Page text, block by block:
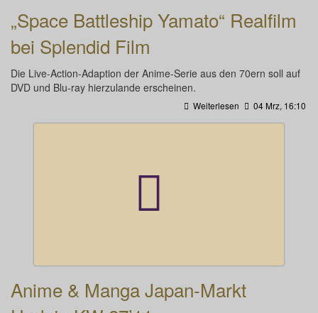
„Space Battleship Yamato“ Realfilm
bei Splendid Film
Die Live-Action-Adaption der Anime-Serie aus den 70ern soll auf
DVD und Blu-ray hierzulande erscheinen.
Weiterlesen 04 Mrz, 16:10
Anime & Manga Japan-Markt